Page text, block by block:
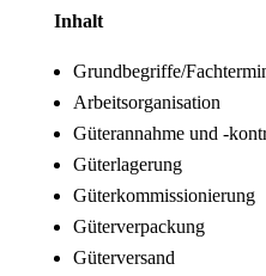
Inhalt
Grundbegriffe/
Arbeitsorganisation
Güterannahme und -
Güterlagerung
Güterkommissionierung
Güterverpackung
Güterversand